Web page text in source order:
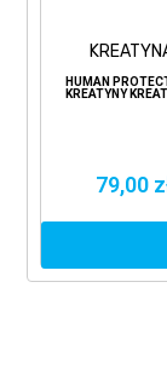
HUMAN
KREATYNY
79,00